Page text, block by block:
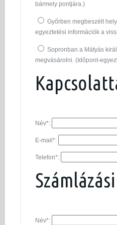
bármely pontjára.)
Győrben megbeszélt
egyeztetési információk a
Sopronban a Mátyás
megvásárolni. (Időpont-
Név*:
E-mail*:
Telefon*:
Név*: